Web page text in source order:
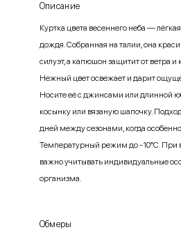
Описание
Куртка цвета весеннего неба —
дождя. Собранная на талии, она
силуэт, а капюшон защитит от ветра и
Нежный цвет освежает и дарит
Носите её с джинсами или длинной
косынку или вязаную шапочку.
дней между сезонами, когда особенно
Температурный режим до -10°С. При
важно учитывать индивидуальные
организма.
Обмеры